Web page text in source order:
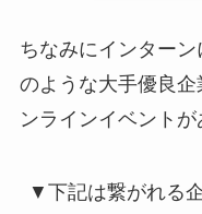
ちなみにインター
のような大手優良
ンラインイベントが
▼下記は繋がれる